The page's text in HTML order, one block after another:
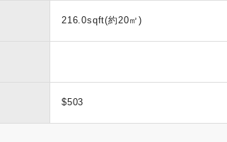
216.0sqft(約20㎡)
$503